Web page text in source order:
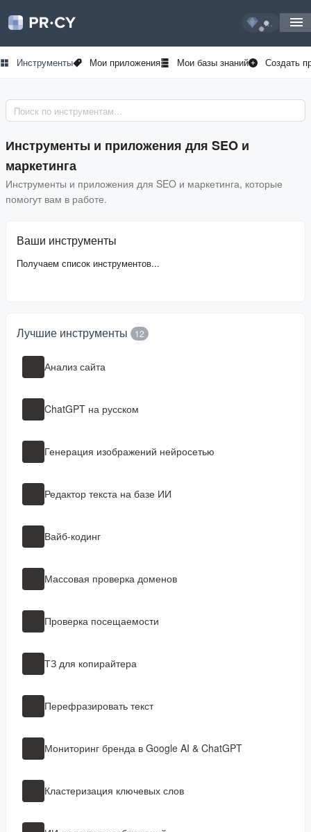
...
Инструменты Мои приложения Мои базы знаний Создать
Инструменты и приложения для SEO и
маркетинга
Инструменты и приложения для SEO и маркетинга, которые
помогут вам в работе.
Ваши инструменты
Получаем список инструментов...
Лучшие инструменты 12
Анализ сайта
ChatGPT на русском
Генерация изображений нейросетью
Редактор текста на базе ИИ
Вайб-кодинг
Массовая проверка доменов
Проверка посещаемости
ТЗ для копирайтера
Перефразировать текст
Мониторинг бренда в Google AI & ChatGPT
Кластеризация ключевых слов